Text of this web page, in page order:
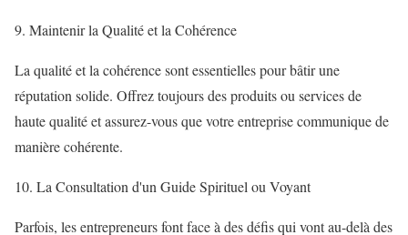
9. Maintenir la Qualité et la Cohérence
La qualité et la cohérence sont essentielles pour bâtir une
réputation solide. Offrez toujours des produits ou services de
haute qualité et assurez-vous que votre entreprise communique de
manière cohérente.
10. La Consultation d'un Guide Spirituel ou Voyant
Parfois, les entrepreneurs font face à des défis qui vont au-delà des